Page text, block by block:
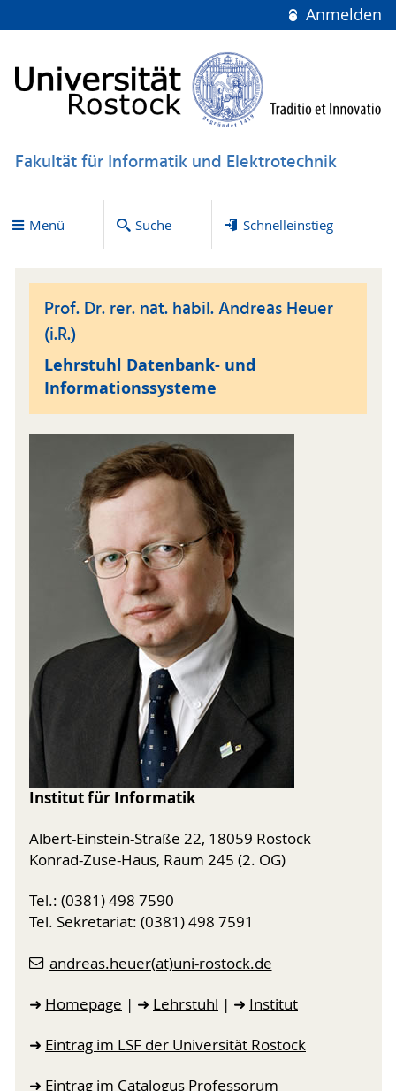
Anmelden
Fakultät für Informatik und Elektrotechnik
Menü Suche Schnelleinstieg
Prof. Dr. rer. nat. habil. Andreas Heuer
(i.R.)
Lehrstuhl Datenbank- und
Informationssysteme
Institut für Informatik
Albert-Einstein-Straße 22, 18059 Rostock
Konrad-Zuse-Haus, Raum 245 (2. OG)
Tel.: (0381) 498 7590
Tel. Sekretariat: (0381) 498 7591
andreas.heuer(at)uni-rostock.de
➜ Homepage | ➜ Lehrstuhl | ➜ Institut
➜ Eintrag im LSF der Universität Rostock
➜ Eintrag im Catalogus Professorum